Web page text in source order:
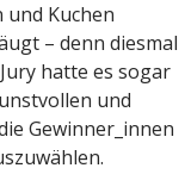
und Kuchen
– denn diesmal
hatte es sogar
und
Gewinner_innen